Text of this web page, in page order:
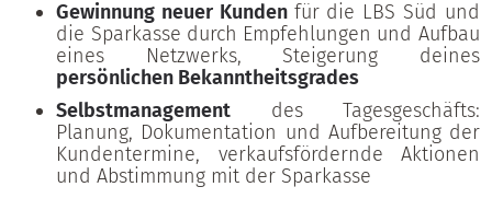
Gewinnung neuer Kunden für die LBS Süd und
die Sparkasse durch Empfehlungen und Aufbau
eines Netzwerks, Steigerung deines
persönlichen Bekanntheitsgrades
Selbstmanagement des Tagesgeschäfts:
Planung, Dokumentation und Aufbereitung der
Kundentermine, verkaufsfördernde Aktionen
und Abstimmung mit der Sparkasse